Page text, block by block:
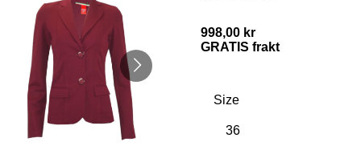
998,00 kr
GRATIS frakt
Size